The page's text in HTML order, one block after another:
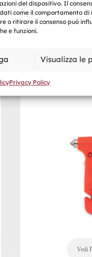
del dispositivo. Il
come il comportamento di
o ritirare il consenso può
e funzioni.
Visualizza le
Privacy Policy
RESQ